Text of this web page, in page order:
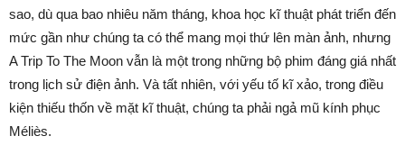
sao, dù qua bao nhiêu năm tháng, khoa học kĩ thuật phát triển đến
mức gần như chúng ta có thể mang mọi thứ lên màn ảnh, nhưng
A Trip To The Moon vẫn là một trong những bộ phim đáng giá nhất
trong lịch sử điện ảnh. Và tất nhiên, với yếu tố kĩ xảo, trong điều
kiện thiếu thốn về mặt kĩ thuật, chúng ta phải ngả mũ kính phục
Méliès.